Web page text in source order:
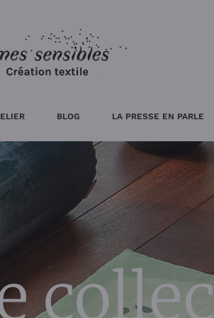
BLOG LA PRESSE EN PARLE